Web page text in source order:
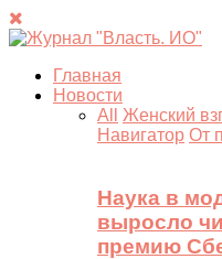
Главная
Новости
All
Женский
Навигатор От
Наука в
выросло
премию